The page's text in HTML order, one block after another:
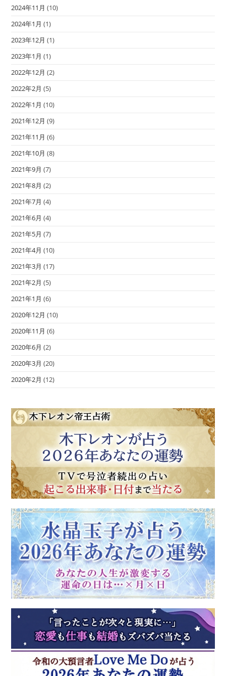
2024年11月 (10)
2024年1月 (1)
2023年12月 (1)
2023年1月 (1)
2022年12月 (2)
2022年2月 (5)
2022年1月 (10)
2021年12月 (9)
2021年11月 (6)
2021年10月 (8)
2021年9月 (7)
2021年8月 (2)
2021年7月 (4)
2021年6月 (4)
2021年5月 (7)
2021年4月 (10)
2021年3月 (17)
2021年2月 (5)
2021年1月 (6)
2020年12月 (10)
2020年11月 (6)
2020年6月 (2)
2020年3月 (20)
2020年2月 (12)